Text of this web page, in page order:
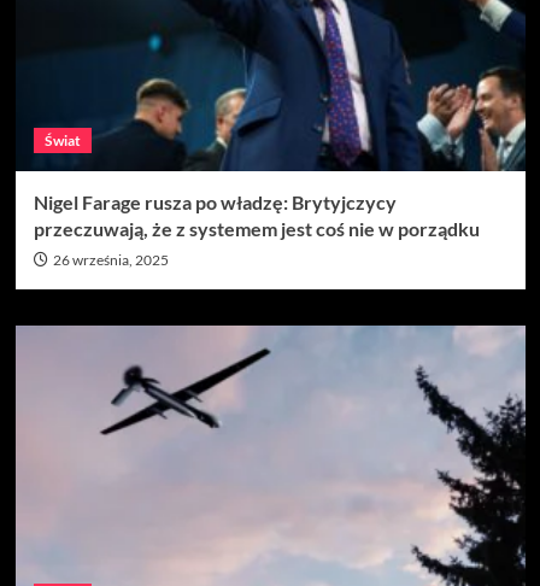
Świat
Nigel Farage rusza po władzę: Brytyjczycy
przeczuwają, że z systemem jest coś nie w porządku
26 września, 2025